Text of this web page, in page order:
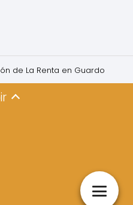
de La Renta en Guardo